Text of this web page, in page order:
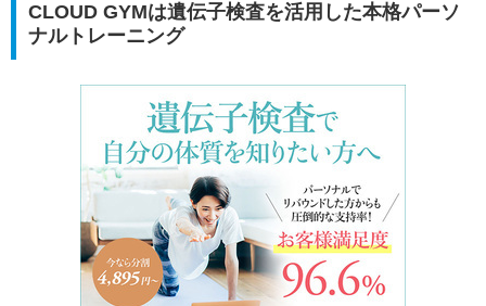
CLOUD GYMは遺伝子検査を活用した本格パーソ
ナルトレーニング